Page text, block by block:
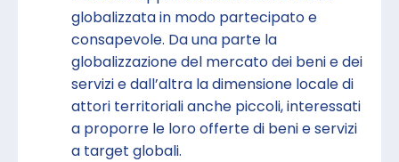
globalizzata in modo partecipato e
consapevole. Da una parte la
globalizzazione del mercato dei beni e dei
servizi e dall’altra la dimensione locale di
attori territoriali anche piccoli, interessati
a proporre le loro offerte di beni e servizi
a target globali.